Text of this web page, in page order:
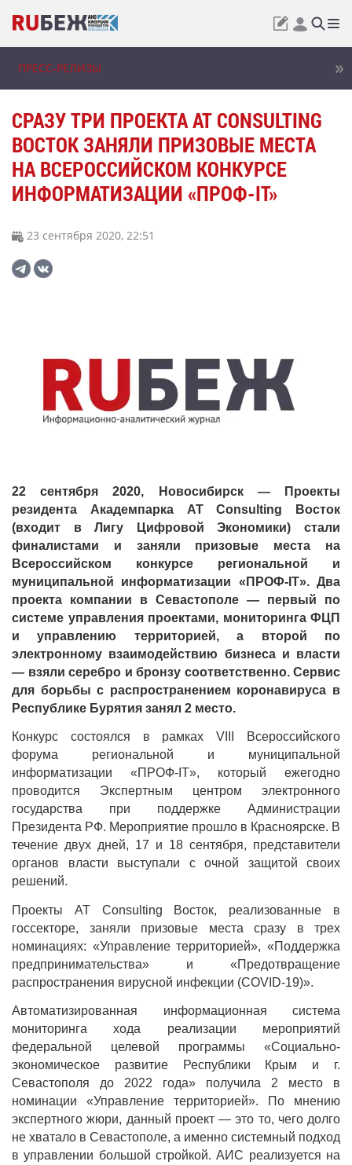
ПРЕСС-РЕЛИЗЫ
СРАЗУ ТРИ ПРОЕКТА AT CONSULTING
ВОСТОК ЗАНЯЛИ ПРИЗОВЫЕ МЕСТА
НА ВСЕРОССИЙСКОМ КОНКУРСЕ
ИНФОРМАТИЗАЦИИ «ПРОФ-IT»
23 сентября 2020, 22:51
22 сентября 2020, Новосибирск — Проекты
резидента Академпарка AT Consulting Восток
(входит в Лигу Цифровой Экономики) стали
финалистами и заняли призовые места на
Всероссийском конкурсе региональной и
муниципальной информатизации «ПРОФ-IT». Два
проекта компании в Севастополе — первый по
системе управления проектами, мониторинга ФЦП
и управлению территорией, а второй по
электронному взаимодействию бизнеса и власти
— взяли серебро и бронзу соответственно. Сервис
для борьбы с распространением коронавируса в
Республике Бурятия занял 2 место.
Конкурс состоялся в рамках VIII Всероссийского
форума региональной и муниципальной
информатизации «ПРОФ-IT», который ежегодно
проводится Экспертным центром электронного
государства при поддержке Администрации
Президента РФ. Мероприятие прошло в Красноярске. В
течение двух дней, 17 и 18 сентября, представители
органов власти выступали с очной защитой своих
решений.
Проекты AT Consulting Восток, реализованные в
госсекторе, заняли призовые места сразу в трех
номинациях: «Управление территорией», «Поддержка
предпринимательства» и «Предотвращение
распространения вирусной инфекции (COVID-19)».
Автоматизированная информационная система
мониторинга хода реализации мероприятий
федеральной целевой программы «Социально-
экономическое развитие Республики Крым и г.
Севастополя до 2022 года» получила 2 место в
номинации «Управление территорией». По мнению
экспертного жюри, данный проект — это то, чего долго
не хватало в Севастополе, а именно системный подход
в управлении большой стройкой. АИС реализуется на